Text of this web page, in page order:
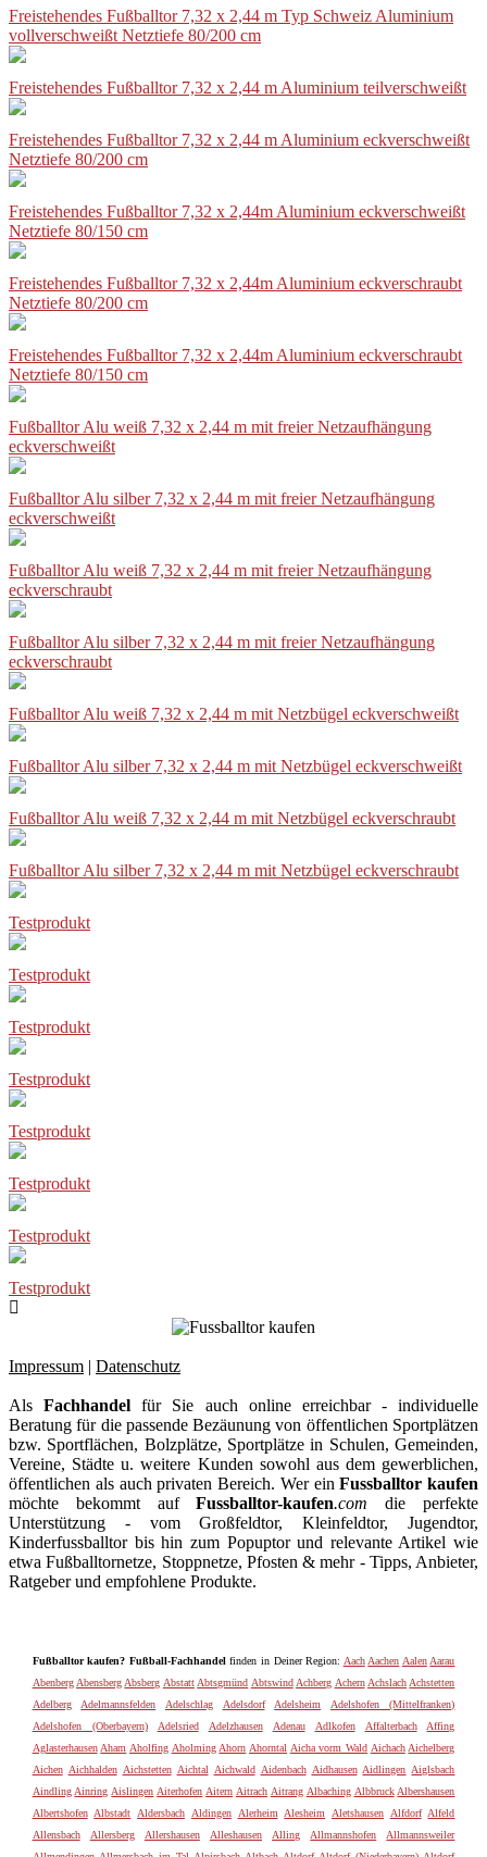
Freistehendes Fußballtor 7,32 x 2,44 m Typ Schweiz Aluminium
vollverschweißt Netztiefe 80/200 cm
Freistehendes Fußballtor 7,32 x 2,44 m Aluminium teilverschweißt
Freistehendes Fußballtor 7,32 x 2,44 m Aluminium eckverschweißt
Netztiefe 80/200 cm
Freistehendes Fußballtor 7,32 x 2,44m Aluminium eckverschweißt
Netztiefe 80/150 cm
Freistehendes Fußballtor 7,32 x 2,44m Aluminium eckverschraubt
Netztiefe 80/200 cm
Freistehendes Fußballtor 7,32 x 2,44m Aluminium eckverschraubt
Netztiefe 80/150 cm
Fußballtor Alu weiß 7,32 x 2,44 m mit freier Netzaufhängung
eckverschweißt
Fußballtor Alu silber 7,32 x 2,44 m mit freier Netzaufhängung
eckverschweißt
Fußballtor Alu weiß 7,32 x 2,44 m mit freier Netzaufhängung
eckverschraubt
Fußballtor Alu silber 7,32 x 2,44 m mit freier Netzaufhängung
eckverschraubt
Fußballtor Alu weiß 7,32 x 2,44 m mit Netzbügel eckverschweißt
Fußballtor Alu silber 7,32 x 2,44 m mit Netzbügel eckverschweißt
Fußballtor Alu weiß 7,32 x 2,44 m mit Netzbügel eckverschraubt
Fußballtor Alu silber 7,32 x 2,44 m mit Netzbügel eckverschraubt
Testprodukt
Testprodukt
Testprodukt
Testprodukt
Testprodukt
Testprodukt
Testprodukt
Testprodukt
Impressum | Datenschutz
AlsFachhandel für Sie auch online erreichbar - individuelle
Beratung für die passende Bezäunung von öffentlichen Sportplätzen
bzw. Sportflächen, Bolzplätze, Sportplätze in Schulen, Gemeinden,
Vereine, Städte u. weitere Kunden sowohl aus dem gewerblichen,
öffentlichen als auch privaten Bereich. Wer einFussballtor kaufen
möchte bekommt aufFussballtor-kaufen.com die perfekte
Unterstützung - vom Großfeldtor, Kleinfeldtor, Jugendtor,
Kinderfussballtor bis hin zum Popuptor und relevante Artikel wie
etwa Fußballtornetze, Stoppnetze, Pfosten & mehr - Tipps, Anbieter,
Ratgeber und empfohlene Produkte.
Fußballtor kaufen? Fußball-Fachhandelfinden in Deiner Region: Aach Aachen Aalen Aarau
Abenberg Abensberg Absberg Abstatt Abtsgmünd Abtswind Achberg Achern Achslach Achstetten
Adelberg
Adelmannsfelden Adelschlag Adelsdorf Adelsheim
Adelshofen (Mittelfranken)
Adelshofen (Oberbayern)
Adelsried Adelzhausen Adenau Adlkofen Affalterbach
Affing
Aglasterhausen Aham Aholfing Aholming Ahorn Ahorntal Aicha vorm Wald Aichach Aichelberg
Aichen Aichhalden Aichstetten Aichtal Aichwald Aidenbach Aidhausen Aidlingen Aiglsbach
Aindling Ainring Aislingen Aiterhofen Aitern Aitrach Aitrang Albaching Albbruck Albershausen
Albertshofen Albstadt Aldersbach Aldingen Alerheim Alesheim Aletshausen Alfdorf Alfeld
Allensbach
Allersberg Allershausen Alleshausen Alling Allmannshofen
Allmannsweiler